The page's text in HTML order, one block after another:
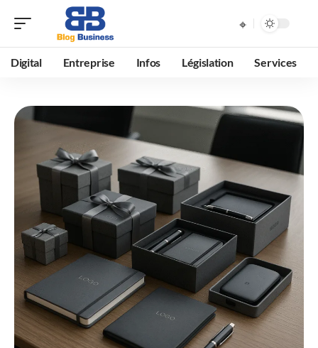
Digital Entreprise Infos Législation Services